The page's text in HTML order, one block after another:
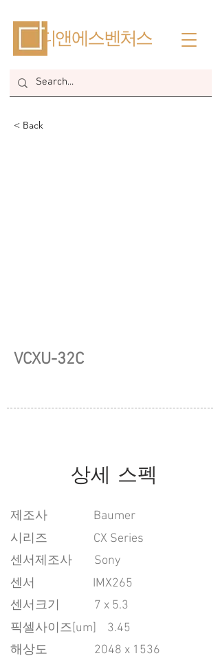
​디앤에스벤처스
< Back
VCXU-32C
상세 스펙
​제조사
시리즈
CX Series
센서제조사
Sony
센서
IMX265
센서크기
픽셀사이즈[um]
3.45
​해상도
2048 x 1536
Baumer
7 x 5.3